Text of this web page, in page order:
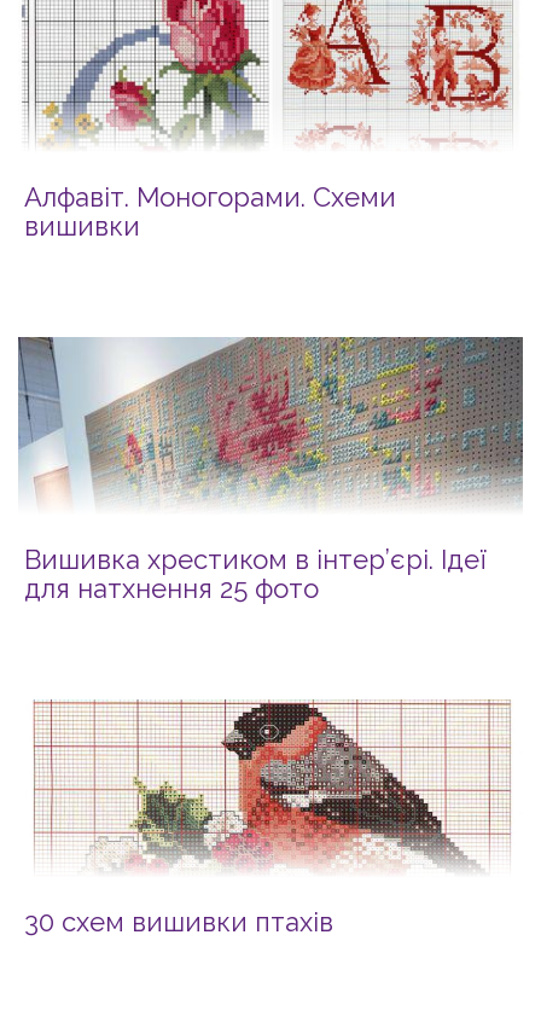
Алфавіт. Моногорами. Схеми
вишивки
Вишивка хрестиком в інтер’єрі. Ідеї
для натхнення 25 фото
30 схем вишивки птахів